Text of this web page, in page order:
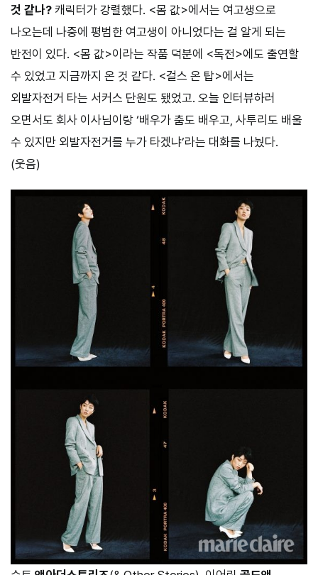
것 같나? 캐릭터가 강렬했다. <몸 값>에서는 여고생으로
나오는데 나중에 평범한 여고생이 아니었다는 걸 알게 되는
반전이 있다. <몸 값>이라는 작품 덕분에 <독전>에도 출연할
수 있었고 지금까지 온 것 같다. <걸스 온 탑>에서는
외발자전거 타는 서커스 단원도 됐었고. 오늘 인터뷰하러
오면서도 회사 이사님이랑 ‘배우가 춤도 배우고, 사투리도 배울
수 있지만 외발자전거를 누가 타겠냐’라는 대화를 나눴다.
(웃음)